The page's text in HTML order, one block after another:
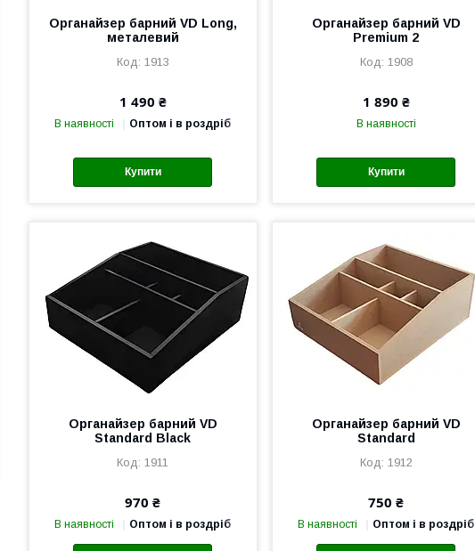
Органайзер барний VD Long,
металевий
1913
1 490 ₴
В наявності Оптом і в роздріб
Купити
Органайзер барний VD
Premium 2
1908
1 890 ₴
В наявності
Купити
Органайзер барний VD
Standard Black
1911
970 ₴
В наявності Оптом і в роздріб
Органайзер барний VD
Standard
1912
750 ₴
В наявності Оптом і в роздріб